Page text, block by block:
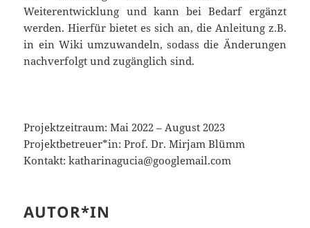
Weiterentwicklung und kann bei Bedarf ergänzt
werden. Hierfür bietet es sich an, die Anleitung z.B.
in ein Wiki umzuwandeln, sodass die Änderungen
nachverfolgt und zugänglich sind.
Projektzeitraum: Mai 2022 – August 2023
Projektbetreuer*in: Prof. Dr. Mirjam Blümm
Kontakt: katharinagucia@googlemail.com
AUTOR*IN